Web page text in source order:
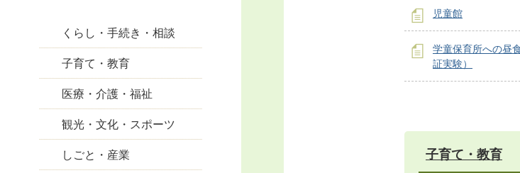
くらし・手続き・相談
子育て・教育
医療・介護・福祉
観光・文化・スポーツ
しごと・産業
児童館
学童保育所への昼
証実験）
子育て・教育